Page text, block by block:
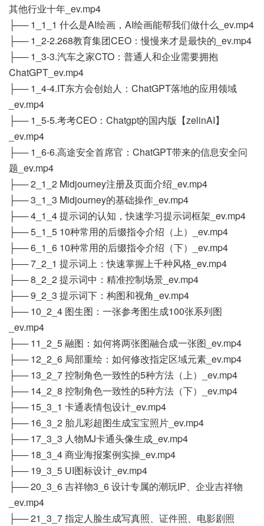
其他行业十年_ev.mp4
├── 1_1_1 什么是AI绘画，AI绘画能帮我们做什么_ev.mp4
├── 1_2-2.268教育集团CEO：慢慢来才是最快的_ev.mp4
├── 1_3-3.汽车之家CTO：普通人和企业需要拥抱
ChatGPT_ev.mp4
├── 1_4-4.IT东方会创始人：ChatGPT落地的应用领域
_ev.mp4
├── 1_5-5.考考CEO：Chatgpt的国内版【zelinAI】
_ev.mp4
├── 1_6-6.高途安全首席官：ChatGPT带来的信息安全问
题_ev.mp4
├── 2_1_2 Midjourney注册及页面介绍_ev.mp4
├── 3_1_3 Midjourney的基础操作_ev.mp4
├── 4_1_4 提示词的认知，快速学习提示词框架_ev.mp4
├── 5_1_5 10种常用的后缀指令介绍（上）_ev.mp4
├── 6_1_6 10种常用的后缀指令介绍（下）_ev.mp4
├── 7_2_1 提示词上：快速掌握上千种风格_ev.mp4
├── 8_2_2 提示词中：精准控制场景_ev.mp4
├── 9_2_3 提示词下：构图和视角_ev.mp4
├── 10_2_4 图生图：一张参考图生成100张系列图
_ev.mp4
├── 11_2_5 融图：如何将两张图融合成一张图_ev.mp4
├── 12_2_6 局部重绘：如何修改指定区域元素_ev.mp4
├── 13_2_7 控制角色一致性的5种方法（上）_ev.mp4
├── 14_2_8 控制角色一致性的5种方法（下）_ev.mp4
├── 15_3_1 卡通表情包设计_ev.mp4
├── 16_3_2 胎儿彩超图生成宝宝照片_ev.mp4
├── 17_3_3 人物MJ卡通头像生成_ev.mp4
├── 18_3_4 商业海报案例实操_ev.mp4
├── 19_3_5 UI图标设计_ev.mp4
├── 20_3_6 吉祥物3_6 设计专属的潮玩IP、企业吉祥物
_ev.mp4
├── 21_3_7 指定人脸生成写真照、证件照、电影剧照